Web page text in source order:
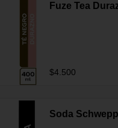
Fuze Tea
$4.500
Soda